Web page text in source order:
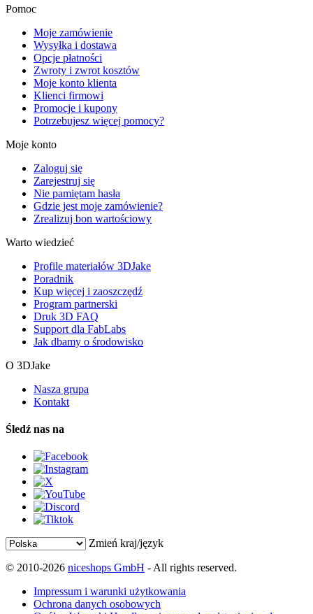
Pomoc
Moje zamówienie
Wysyłka i dostawa
Opcje płatności
Zwroty i zwrot kosztów
Moje konto klienta
Klienci firmowi
Promocje i kupony
Potrzebujesz więcej pomocy?
Moje konto
Zaloguj się
Zarejestruj się
Nie pamiętam hasła
Gdzie jest moje zamówienie?
Zrealizuj bon wartościowy
Warto wiedzieć
Profile materiałów 3DJake
Poradnik
Kup więcej i zaoszczędź
Program partnerski
Druk 3D FAQ
Support dla FabLabs
Jak dbamy o środowisko
O 3DJake
Nasza grupa
Kontakt
Śledź nas na
Zmień kraj/język
© 2010-2026 niceshops GmbH - All rights reserved.
Impressum i warunki użytkowania
Ochrona danych osobowych